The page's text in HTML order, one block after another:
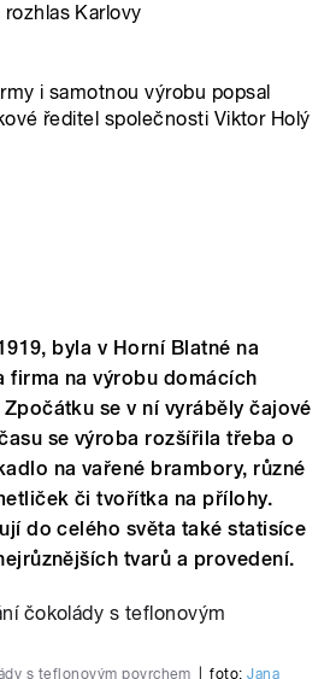
rozhlas Karlovy
i samotnou výrobu popsal
ředitel společnosti Viktor Holý
byla v Horní Blatné na
firma na výrobu domácích
se v ní vyráběly čajové
se výroba rozšířila třeba o
na vařené brambory, různé
či tvořítka na přílohy.
do celého světa také statisíce
tvarů a provedení.
s teflonovým povrchem foto:Jana